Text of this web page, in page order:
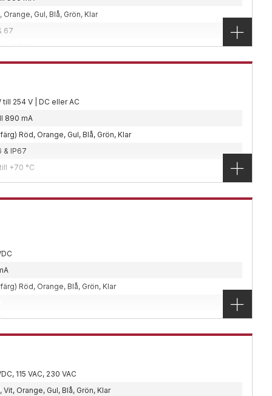
Utomhus
Orange, Gul, Blå, Grön, Klar
67
+55 °C
för användning i potentiellt explosiva miljöer
till 254 V | DC eller AC
890 mA
Röd, Orange, Gul, Blå, Grön, Klar
& IP67
+70 °C
mm
| Polykarbonat | Stål
Röd, Orange, Blå, Grön, Klar
+55 °C
115 VAC, 230 VAC
Vit, Orange, Gul, Blå, Grön, Klar